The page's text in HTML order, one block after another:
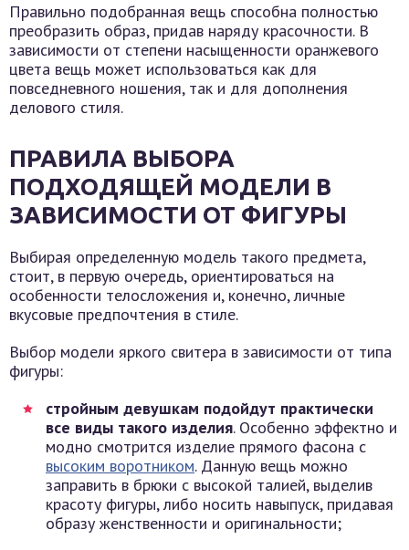
Правильно подобранная вещь способна полностью
преобразить образ, придав наряду красочности. В
зависимости от степени насыщенности оранжевого
цвета вещь может использоваться как для
повседневного ношения, так и для дополнения
делового стиля.
ПРАВИЛА ВЫБОРА
ПОДХОДЯЩЕЙ МОДЕЛИ В
ЗАВИСИМОСТИ ОТ ФИГУРЫ
Выбирая определенную модель такого предмета,
стоит, в первую очередь, ориентироваться на
особенности телосложения и, конечно, личные
вкусовые предпочтения в стиле.
Выбор модели яркого свитера в зависимости от типа
фигуры:
стройным девушкам подойдут практически
все виды такого изделия. Особенно эффектно и
модно смотрится изделие прямого фасона с
высоким воротником. Данную вещь можно
заправить в брюки с высокой талией, выделив
красоту фигуры, либо носить навыпуск, придавая
образу женственности и оригинальности;